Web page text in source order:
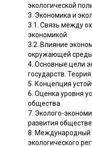
экологической
3. Экономика и
3.1. Связь между
экономикой
3.2. Влияние
окружающей среды
4. Основные цели
государств.
5. Концепция
6. Оценка уровня
общества
7. Эколого-
развития обществе
8. Международный
экологического